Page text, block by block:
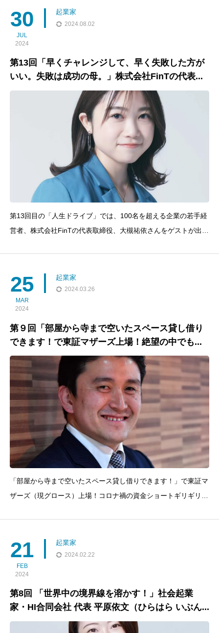
で、宮崎県宮崎市の日本一のスナック
30
JUL
2024
起業家
2024.08.02
第13回「早くチャレンジして、早く失敗した方が
いい。失敗は成功の母。」株式会社FinTの代表...
第13回目の「人生ドライブ」では、100名を超える企業の若手経
営者、株式会社FinTの代表取締役、大槻祐依さんをゲストが出
んだ貴重な経験を通じて、起業家としての成功への道を探り
25
MAR
2024
起業家
2024.03.26
第９回「部屋から寺まで空いたスペース貸し借り
できます！で東証マザーズ上場！絶望の中でも...
「部屋から寺まで空いたスペース貸し借りできます！」で東証マ
ザーズ（現グロース）上場！コロナ禍の資金ショートギリギリの
証グロース）への上場に対する準備、２０人の社員を抱え資金調
達
21
FEB
2024
起業家
2024.02.22
第8回 「世界中の境界線を溶かす！」社会起業
家・HI合同会社 代表 平原依文（ひらはら いぶん...